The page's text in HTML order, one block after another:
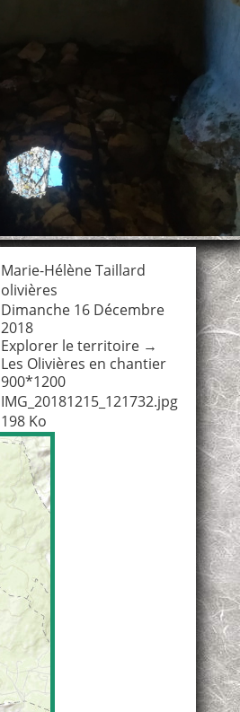
Marie-Hélène Taillard
olivières
Dimanche 16 Décembre
2018
Explorer le territoire→
Les Olivières en chantier
900*1200
IMG_20181215_121732.jpg
198 Ko